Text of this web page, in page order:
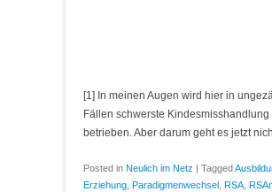
[1] In meinen Augen wird hier in
Fällen schwerste Kindesmisshandlung
betrieben. Aber darum geht es jetzt
Posted in Neulich im Netz | Tagged
Erziehung Paradigmenwechsel RSA